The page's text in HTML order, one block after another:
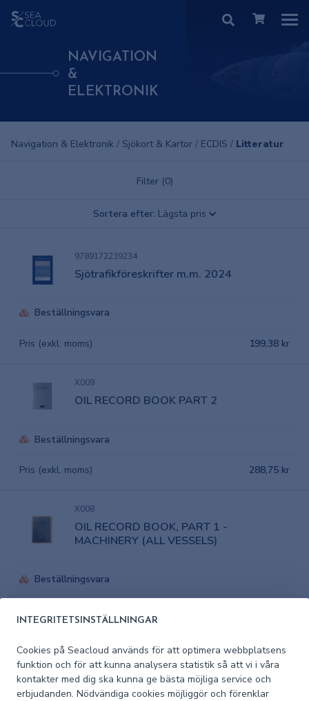
INTEGRITETSINSTÄLLNINGAR
Cookies på Seacloud används för att optimera webbplatsens
funktion och för att kunna analysera statistik så att vi i våra
kontakter med dig ska kunna ge bästa möjliga service och
erbjudanden. Nödvändiga cookies möjliggör och förenklar
NAVIGATION
&
ELEKTRONIK
Navigation & Elektronik / Sjökort & Kartor / ECDIS / Litteratur
Filter (0)
Sortera efter: Lägsta pris
9789172239234
Sjötrafikföreskrifter m.m. 2024
Beställningsvara
Pris (exkl. moms) 199,38 kr
X009
OIL RECORD BOOK PART 2
Beställningsvara
Pris (exkl. moms) 288,75 kr
X008
OIL RECORD BOOK, PART 1 -
MACHINERY (ALL VESSELS)
Beställningsvara
NP286-2
NP286(2) ALRS V. 6 Part 2, Pilot Services,
Vessel Traffic Services & Port Operations